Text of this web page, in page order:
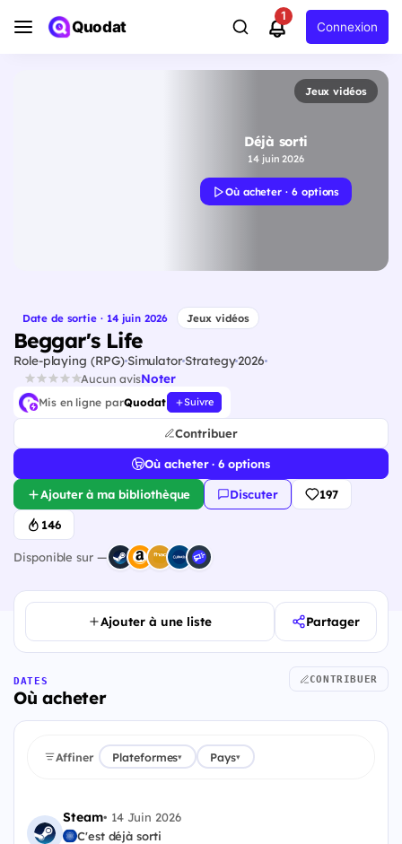
Quodat
1
Connexion
Jeux vidéos
Déjà sorti
14 juin 2026
Où acheter · 6 options
Date de sortie · 14 juin 2026 Jeux vidéos
Beggar's Life
Role-playing (RPG)Simulator Strategy 2026
Aucun avisNoter
Mis en ligne parQuodat Suivre
Contribuer
Où acheter · 6 options
Ajouter à ma bibliothèque Discuter 197
146
Disponible sur —
Ajouter à une liste Partager
DATES
Où acheter
CONTRIBUER
Affiner Plateformes▾ Pays▾
Steam• 14 Juin 2026
C'est déjà sorti